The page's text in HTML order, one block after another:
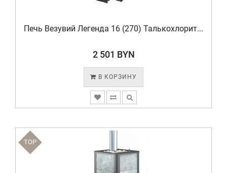
Печь Везувий Легенда 16 (270) Талькохлорит...
2 501 BYN
В КОРЗИНУ
TOP